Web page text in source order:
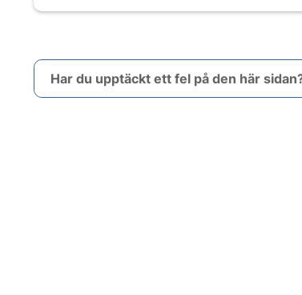
Har du upptäckt ett fel på den här